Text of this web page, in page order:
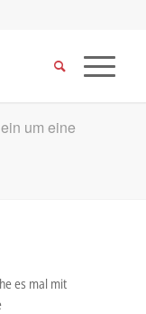
um eine
es mal mit